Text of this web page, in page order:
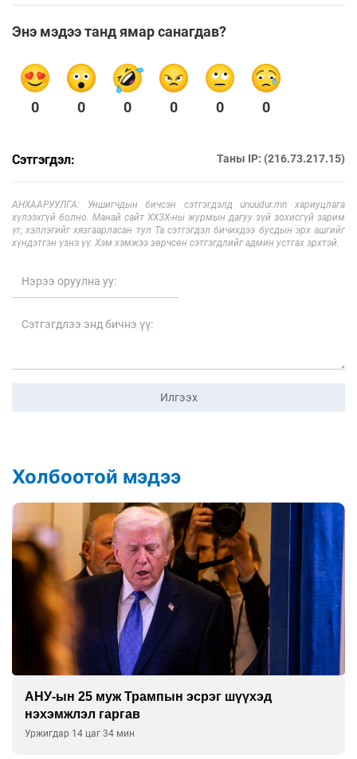
Энэ мэдээ танд ямар санагдав?
0 0 0 0 0 0
Сэтгэгдэл: Таны IP: (216.73.217.15)
АНХААРУУЛГА: Уншигчдын бичсэн сэтгэгдэлд unuudur.mn хариуцлага
хүлээхгүй болно. Манай сайт ХХЗХ-ны журмын дагуу зүй зохисгүй зарим
үг, хэллэгийг хязгаарласан тул Та сэтгэгдэл бичихдээ бусдын эрх ашгийг
хүндэтгэн үзнэ үү. Хэм хэмжээ зөрчсөн сэтгэгдлийг админ устгах эрхтэй.
Илгээх
Холбоотой мэдээ
АНУ-ын 25 муж Трампын эсрэг шүүхэд
нэхэмжлэл гаргав
Уржигдар 14 цаг 34 мин